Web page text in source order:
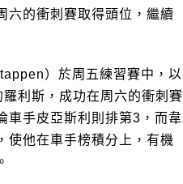
六的衝刺賽取得頭位，繼續
）於周五練習賽中，以
利斯，成功在周六的衝刺賽
車手皮亞斯利則排第3，而韋
使他在車手榜積分上，有機